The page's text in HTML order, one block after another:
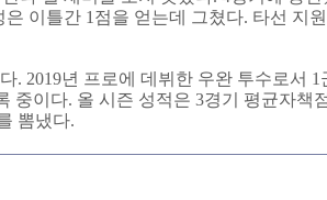
이틀간 1점을 얻는데 그쳤다. 타선 지
2019년 프로에 데뷔한 우완 투수로서 1
중이다. 올 시즌 성적은 3경기 평균자책
뽐냈다.